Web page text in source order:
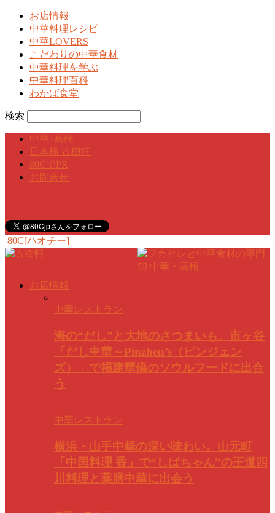
お店情報
中華料理レシピ
中華LOVERS
こだわりの中華食材
中華料理を学ぶ
中華料理百科
わかば食堂
検索
中華･高橋
日本橋 古樹軒
80CでPR
お問合せ
80C[ハオチー]
お店情報
中華レストラン
海の“だし”と大地のさつまいも。市ヶ谷
「だし中華～Pinzhen’s（ピンジェン
ズ）」で福建華僑のソウルフードに出合
う
中華レストラン
横浜・山手中華の深い味わい。山元町
「中国料理 香」で“しばちゃん”の王道四
川料理と薬膳中華に出会う